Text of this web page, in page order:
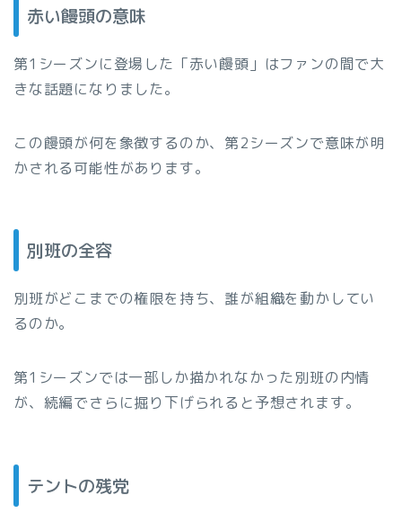
赤い饅頭の意味
第1シーズンに登場した「赤い饅頭」はファンの間で大
きな話題になりました。
この饅頭が何を象徴するのか、第2シーズンで意味が明
かされる可能性があります。
別班の全容
別班がどこまでの権限を持ち、誰が組織を動かしてい
るのか。
第1シーズンでは一部しか描かれなかった別班の内情
が、続編でさらに掘り下げられると予想されます。
テントの残党